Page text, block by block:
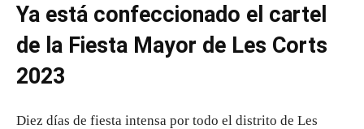
Ya está confeccionado el cartel
de la Fiesta Mayor de Les Corts
2023
Diez días de fiesta intensa por todo el distrito de Les